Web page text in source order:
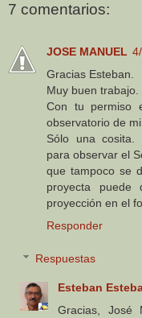
7 comentarios:
JOSE MANUEL
Gracias Esteban.
Muy buen trabajo.
Con tu permiso
observatorio de mi
Sólo una cosita.
para observar el
que tampoco se
proyecta
proyección en el
Responder
Respuestas
Esteban
Gracias, José